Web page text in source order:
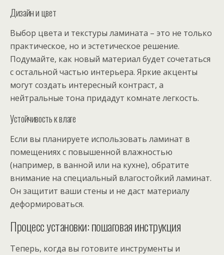
Дизайн и цвет
Выбор цвета и текстуры ламината – это не только
практическое, но и эстетическое решение.
Подумайте, как новый материал будет сочетаться
с остальной частью интерьера. Яркие акценты
могут создать интересный контраст, а
нейтральные тона придадут комнате легкость.
Устойчивость к влаге
Если вы планируете использовать ламинат в
помещениях с повышенной влажностью
(например, в ванной или на кухне), обратите
внимание на специальный влагостойкий ламинат.
Он защитит ваши стены и не даст материалу
деформироваться.
Процесс установки: пошаговая инструкция
Теперь, когда вы готовите инструменты и